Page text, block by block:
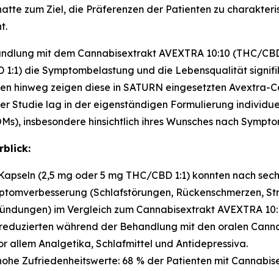
zum Ziel, die Präferenzen der Patienten zu
mit dem Cannabisextrakt AVEXTRA 10:10 (THC/
die Symptombelastung und die Lebensqualität
hinweg zeigen diese in SATURN eingesetzten Avextra-
Studie lag in der eigenständigen Formulierung
insbesondere hinsichtlich ihres Wunsches nach
(2,5 mg oder 5 mg THC/CBD 1:1) konnten nach
(Schlafstörungen, Rückenschmerzen,
im Vergleich zum Cannabisextrakt AVEXTRA
während der Behandlung mit den oralen
allem Analgetika, Schlafmittel und Antidepressiva.
Zufriedenheitswerte: 68 % der Patienten mit